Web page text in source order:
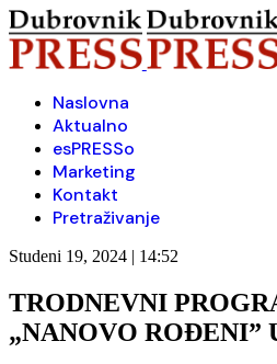
Naslovna
Aktualno
esPRESSo
Marketing
Kontakt
Pretraživanje
Studeni 19, 2024 | 14:52
TRODNEVNI
„NANOVO ROĐENI”